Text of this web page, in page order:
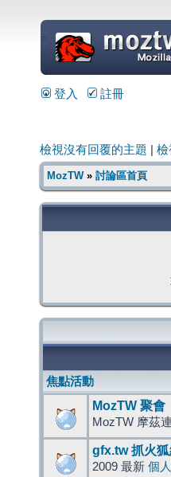
=
登入 註冊
檢視沒有回覆的主題 檢
MozTW» 討論區首頁
焦點活動
MozTW 聚會
MozTW 摩茲
gfx.tw 抓火
2009 最新 個